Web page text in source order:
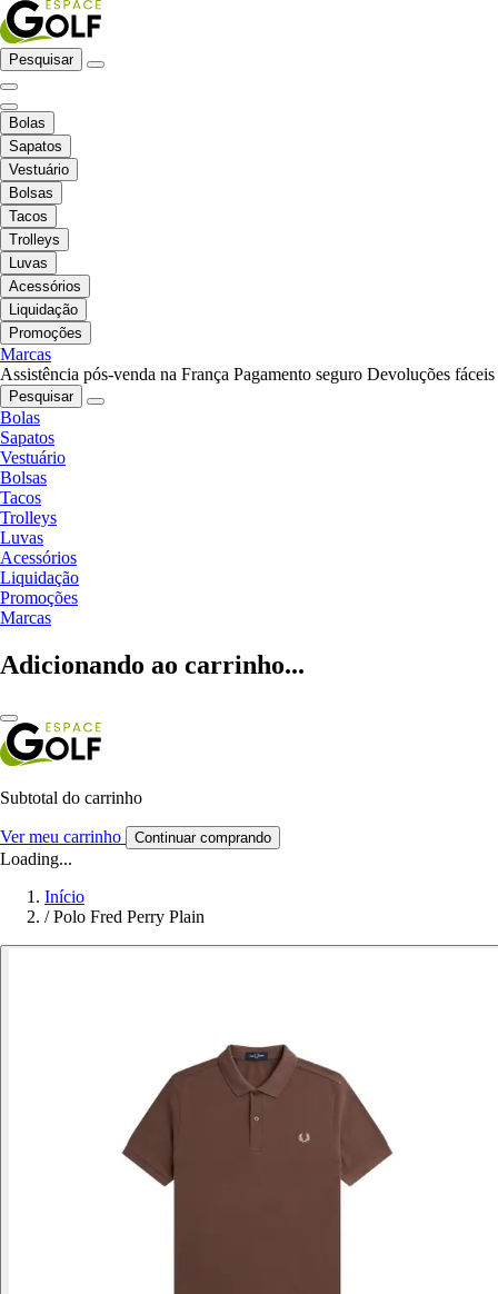
Pesquisar
Bolas
Sapatos
Vestuário
Bolsas
Tacos
Trolleys
Luvas
Acessórios
Liquidação
Promoções
Marcas
Assistência pós-venda na França Pagamento seguro Devoluções fáceis
Pesquisar
Bolas
Sapatos
Vestuário
Bolsas
Tacos
Trolleys
Luvas
Acessórios
Liquidação
Promoções
Marcas
Adicionando ao carrinho...
Subtotal do carrinho
Ver meu carrinho Continuar comprando
Loading...
Início
/ Polo Fred Perry Plain